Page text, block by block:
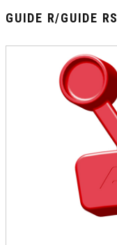
GUIDE R/GUIDE RS